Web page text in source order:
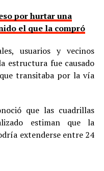
por hurtar una
el que la compró
usuarios y vecinos
estructura fue causado
transitaba por la vía
que las cuadrillas
estiman que la
extenderse entre 24